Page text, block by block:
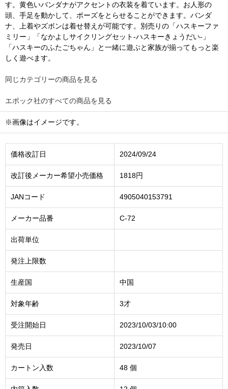
す。黄色いバンダナがアクセントの衣装を着ています。お人形の
頭、手足を動かして、ポーズをとらせることができます。バンダ
ナ、上着やズボンは着せ替えが可能です。別売りの「ハスキーファ
ミリー」「なかよしサイクリングセット-ハスキーきょうだい-」
「ハスキーのふたごちゃん」と一緒に遊ぶと家族が揃ってもっと楽
しく遊べます。
同じカテゴリーの商品を見る
エポック社のすべての商品を見る
※画像はイメージです。
価格改訂日 2024/09/24
改訂後メーカー希望小売価格 1818円
JANコード 4905040153791
メーカー品番 C-72
出荷単位
発注上限数
生産国 中国
対象年齢 3才
受注開始日 2023/10/03/10:00
発売日 2023/10/07
カートン入数 48 個